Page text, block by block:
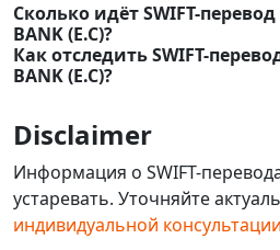
Сколько идёт SWIFT-
BANK (E.C)?
Как отследить SWIFT-
BANK (E.C)?
Disclaimer
Информация о SWIFT-
устаревать. Уточняйте
индивидуальной консультации